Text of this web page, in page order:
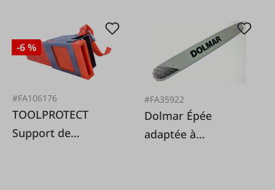
-6 %
#FA106176
TOOLPROTECT
Support de
#FA35922
Dolmar Épée
adaptée à